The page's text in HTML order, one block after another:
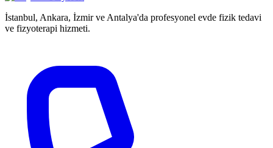
İstanbul, Ankara, İzmir ve Antalya'da profesyonel evde fizik tedavi
ve fizyoterapi hizmeti.